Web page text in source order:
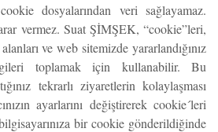
dosyalarından veri sağlayamaz.
vermez. Suat ŞİMŞEK, “cookie”leri,
ve web sitemizde yararlandığınız
toplamak için kullanabilir. Bu
tekrarlı ziyaretlerin kolaylaşması
ayarlarını değiştirerek cookie´leri
bir cookie gönderildiğinde